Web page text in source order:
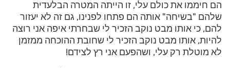
הם חיממו את כולם עלי, זו הייתה המטרה הבלעדית
שלהם "בשיחה" אותה הם פתחו לפנינו, גם זה לא יעזור
להם, כי אותו מבט נוקב הזכיר לי שבחרתי איפה אני רוצה
להיות, אותו מבט נוקב הזכיר לי שחובת ההוכחה ממזמן
לא מוטלת רק עלי, ושהפעם אני רץ לצידם!